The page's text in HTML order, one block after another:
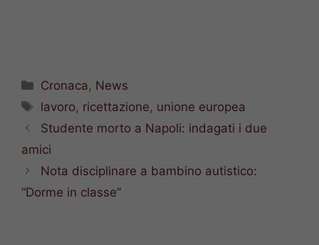
Categorie
Cronaca, News
Tag
lavoro, ricettazione, unione europea
Studente morto a Napoli: indagati i due
amici
Nota disciplinare a bambino autistico:
“Dorme in classe”